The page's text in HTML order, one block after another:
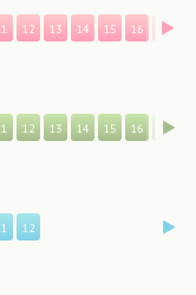
12 13 14 15 16 17
12 13 14 15 16 17
12